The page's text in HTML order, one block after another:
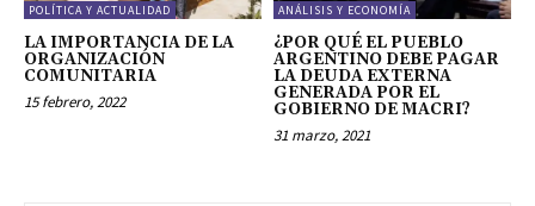
POLÍTICA Y ACTUALIDAD
LA IMPORTANCIA DE LA
ORGANIZACIÓN
COMUNITARIA
15 febrero, 2022
ANÁLISIS Y ECONOMÍA
¿POR QUÉ EL PUEBLO
ARGENTINO DEBE PAGAR
LA DEUDA EXTERNA
GENERADA POR EL
GOBIERNO DE MACRI?
31 marzo, 2021